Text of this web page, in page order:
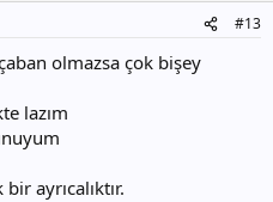
#13
olmazsa çok bişey
lazım
ayrıcalıktır.